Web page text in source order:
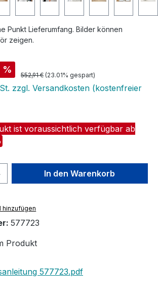
Punkt Lieferumfang. Bilder können
zeigen.
% Regulärer Preis:
552,91 € (23.01% gespart)
zzgl. Versandkosten (kostenfreier
ist voraussichtlich verfügbar ab
Gib den
In den Warenkorb
hinzufügen
577723
Produkt
577723.pdf